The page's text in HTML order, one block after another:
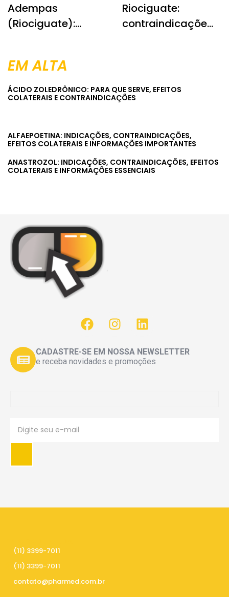
Adempas
(Riociguate):
informações
essenciais
Riociguate:
contraindicações
EM ALTA
ÁCIDO ZOLEDRÔNICO: PARA QUE SERVE, EFEITOS
COLATERAIS E CONTRAINDICAÇÕES
ALFAEPOETINA: INDICAÇÕES, CONTRAINDICAÇÕES,
EFEITOS COLATERAIS E INFORMAÇÕES IMPORTANTES
ANASTROZOL: INDICAÇÕES, CONTRAINDICAÇÕES, EFEITOS
COLATERAIS E INFORMAÇÕES ESSENCIAIS
CADASTRE-SE EM NOSSA NEWSLETTER
e receba novidades e promoções
(11) 3399-7011
(11) 3399-7011
contato@pharmed.com.br